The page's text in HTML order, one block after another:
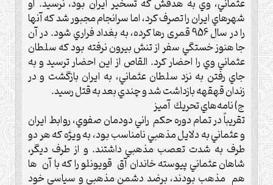
عثماني، وي به هدفش كه تسخير ايران بود، نرسيد.‌ او
شهرهاي ايران را تصرف كرد،‌ اما سرانجام مجبور شد كه آنها
را در سال 956 قمری رها كرده، به بغداد فراري شود.‌ در آن
جا هنوز خستگي سفر از تنش بيرون نرفته بود كه سلطان
عثماني وي را احضار كرد.‌ القاص از این احضار ترسيد و به
جاي رفتن به نزد سلطان عثماني، به ايران بازگشت و در
زندان قهقهه بازداشت شد و چندي بعد به قتل رسيد.‌
ج) نامه‌هاي تحريك آميز
تقريباً در تمام دوره حكم راني دودمان صفوي، روابط ايران
و عثماني به دلايل مذهبي نامناسب بود، به ويژه كه هر دو
طرف به شدت تعصب مذهبي داشتند. و از طرف ديگر،
شاهان عثماني پيوسته خاندان آق قويونلو را كه با آن ها
هم مذهب بودند، برضد دشمن مذهبي و سياسي خود